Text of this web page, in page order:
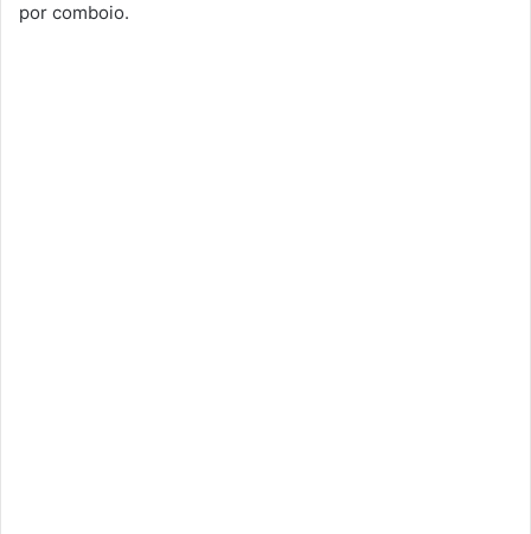
por comboio.